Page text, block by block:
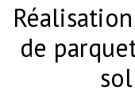
de